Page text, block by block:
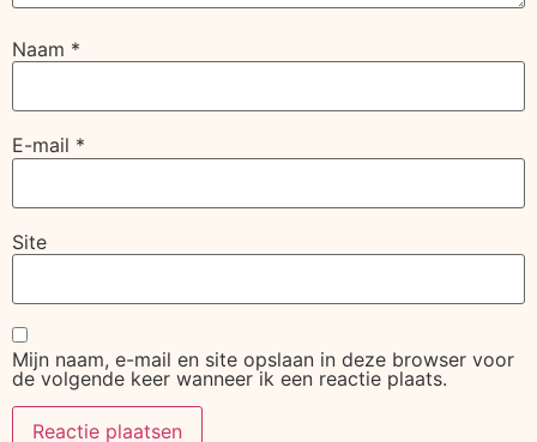
Naam *
E-mail *
Site
Mijn naam, e-mail en site opslaan in deze browser voor
de volgende keer wanneer ik een reactie plaats.